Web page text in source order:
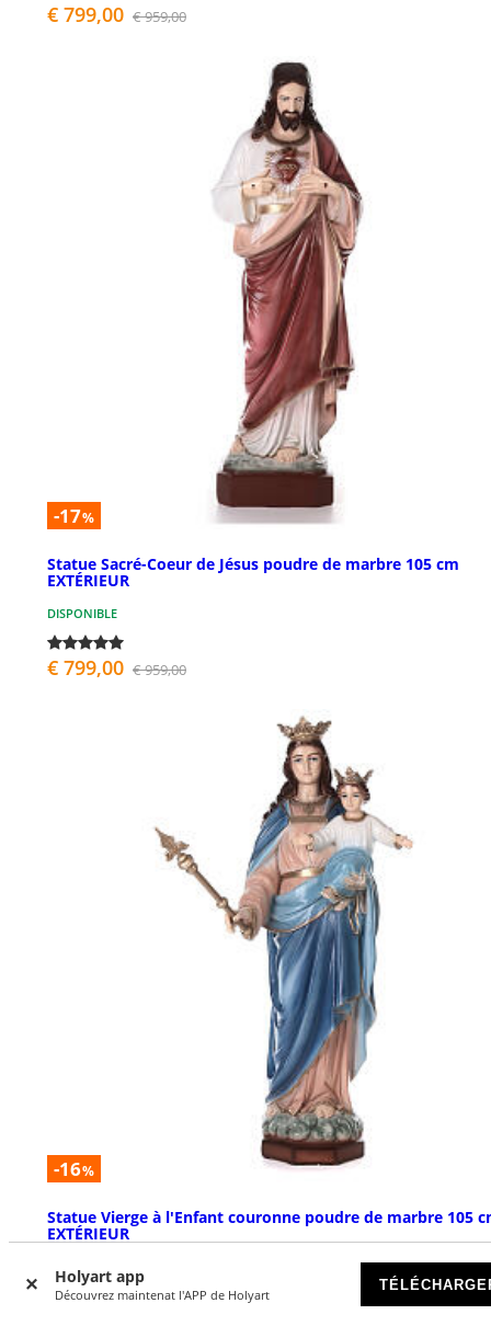
Holyart app
Découvrez maintenat l'APP de Holyart
€ 799,00 € 959,00
-17%
Statue Sacré-Coeur de Jésus poudre de marbre 105 cm
EXTÉRIEUR
DISPONIBLE
€ 799,00 € 959,00
-16%
Statue Vierge à l'Enfant couronne poudre de marbre 105
EXTÉRIEUR